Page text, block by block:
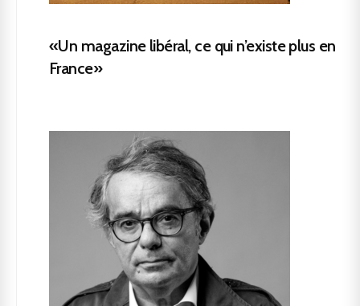
«Un magazine libéral, ce qui n’existe plus en
France»